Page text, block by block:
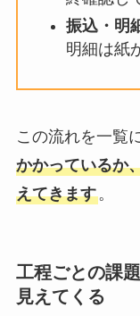
振込・明
明細は紙
この流れを一覧
かかっているか
えてきます。
工程ごとの課
見えてくる